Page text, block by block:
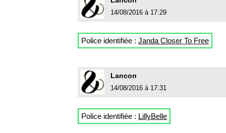
14/08/2016 à 17:29
Police identifiée : Janda Closer To Free
Lancon
14/08/2016 à 17:31
Police identifiée : LillyBelle